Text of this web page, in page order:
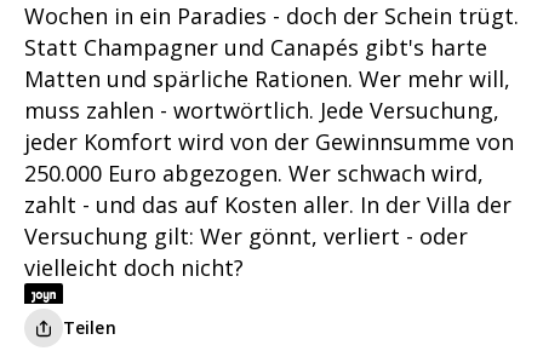
Wochen in ein Paradies - doch der Schein trügt.
Statt Champagner und Canapés gibt's harte
Matten und spärliche Rationen. Wer mehr will,
muss zahlen - wortwörtlich. Jede Versuchung,
jeder Komfort wird von der Gewinnsumme von
250.000 Euro abgezogen. Wer schwach wird,
zahlt - und das auf Kosten aller. In der Villa der
Versuchung gilt: Wer gönnt, verliert - oder
vielleicht doch nicht?
Teilen